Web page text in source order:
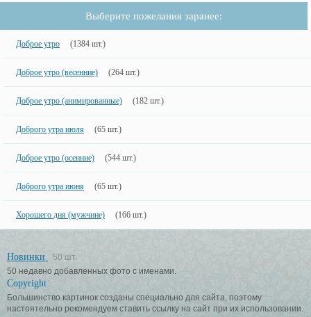
Выберите пожелания заранее:
Доброе утро (1384 шт.)
Доброе утро (весенние) (264 шт.)
Доброе утро (анимированные) (182 шт.)
Доброго утра июля (65 шт.)
Доброе утро (осенние) (544 шт.)
Доброго утра июня (65 шт.)
Хорошего дня (мужчине) (166 шт.)
Новинки
50 шт.
50 недавно добавленных фото с именами.
Copyright
Большинство картинок созданы специально для сайта, поэтому
настоятельно рекомендуем ставить ссылку на сайт при их использовании.